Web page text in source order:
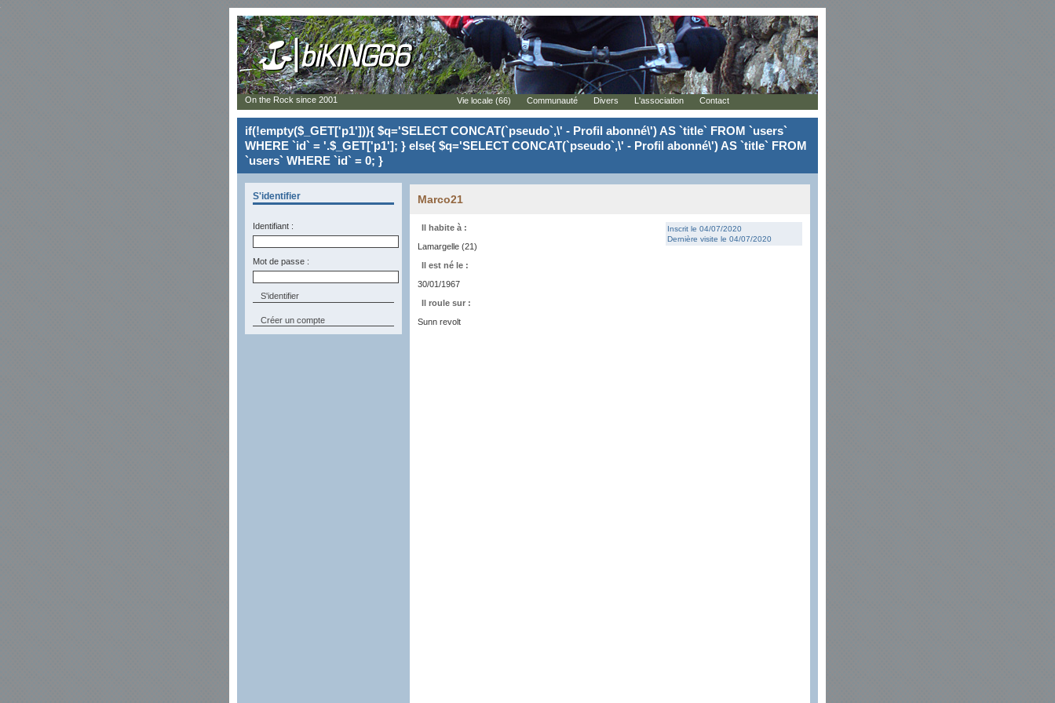
if(!empty($_GET['p1'])){ $q='SELECT CONCAT(`pseudo`,\' - Profil abonné\') AS `title` FROM `users`
WHERE `id` = '.$_GET['p1']; } else{ $q='SELECT CONCAT(`pseudo`,\' - Profil abonné\') AS `title` FROM
`users` WHERE `id` = 0; }
S'identifier
Identifiant :
Mot de passe :
Créer un compte
Marco21
Inscrit le 04/07/2020
Dernière visite le 04/07/2020
Il habite à :
Lamargelle (21)
Il est né le :
30/01/1967
Il roule sur :
Sunn revolt
On the Rock since 2001 Vie locale (66) Communauté Divers L'association Contact